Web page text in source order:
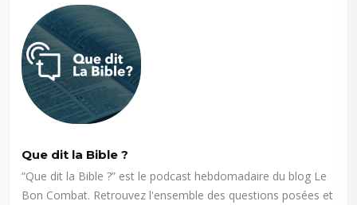
Que dit la Bible ?
“Que dit la Bible ?” est le podcast hebdomadaire du blog Le
Bon Combat. Retrouvez l'ensemble des questions posées et